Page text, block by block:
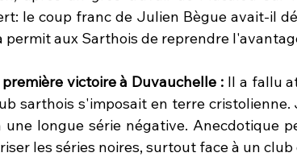
le coup franc de Julien Bègue avait-il
permit aux Sarthois de reprendre
victoire à Duvauchelle : Il a fallu
sarthois s'imposait en terre
une longue série négative. Anecdotique
les séries noires, surtout face à un